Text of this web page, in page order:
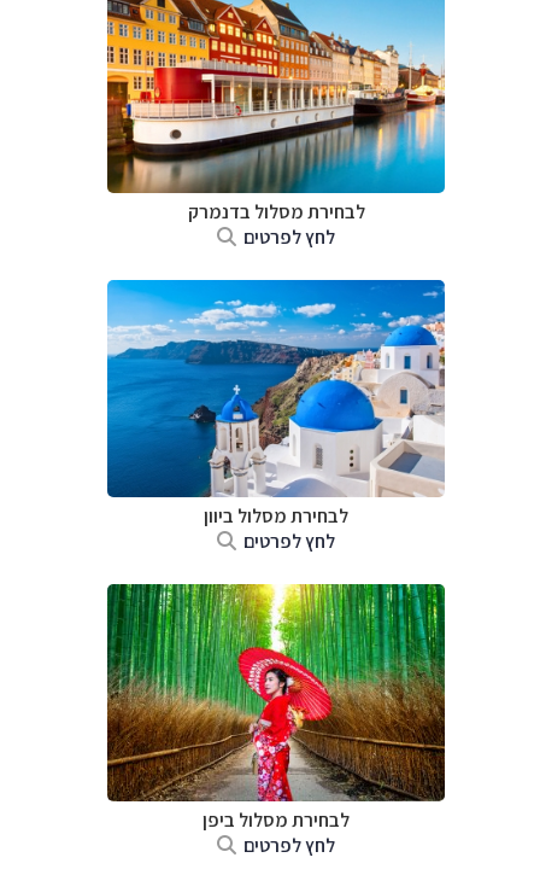
לבחירת מסלול בדנמרק
לחץ לפרטים
לבחירת מסלול ביוון
לחץ לפרטים
לבחירת מסלול ביפן
לחץ לפרטים